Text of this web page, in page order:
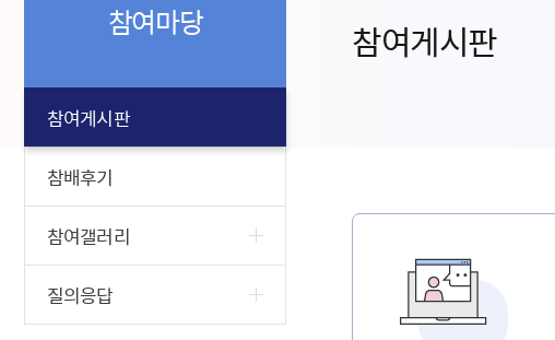
참여게시판
참여마당
참여게시판
참배후기
참여갤러리
질의응답